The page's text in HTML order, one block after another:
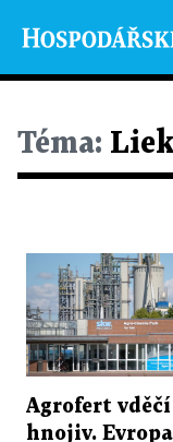
Téma:
Agrofert
hnojiv.